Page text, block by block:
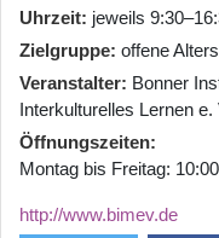
Uhrzeit jeweils
Zielgruppe offene
Veranstalter Bonner
Interkulturelles Lernen e.
Öffnungszeiten
Montag bis Freitag:
http://www.bimev.de